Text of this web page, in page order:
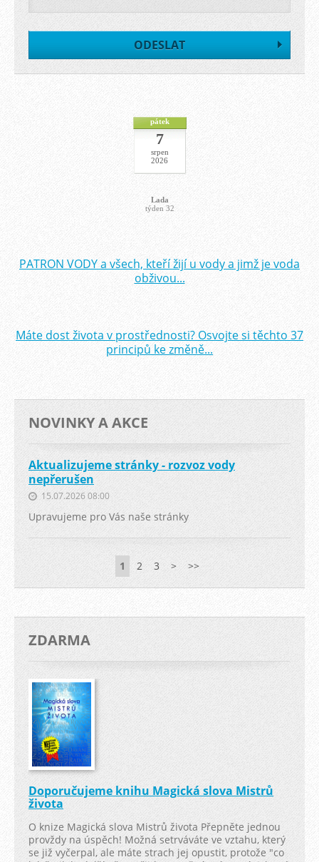
pátek
7
srpen
2026
Lada
týden 32
PATRON VODY a všech, kteří žijí u vody a jimž je voda
obživou...
Máte dost života v prostřednosti? Osvojte si těchto 37
principů ke změně...
NOVINKY A AKCE
Aktualizujeme stránky - rozvoz vody
nepřerušen
15.07.2026 08:00
Upravujeme pro Vás naše stránky
1 2 3 > >>
ZDARMA
Doporučujeme knihu Magická slova Mistrů
života
O knize Magická slova Mistrů života Přepněte jednou
provždy na úspěch! Možná setrváváte ve vztahu, který
se již vyčerpal, ale máte strach jej opustit, protože "co